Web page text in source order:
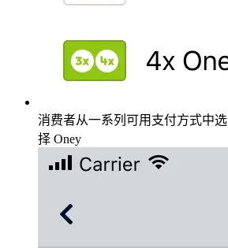
消费者从一系列可用支付方式中选
择 Oney